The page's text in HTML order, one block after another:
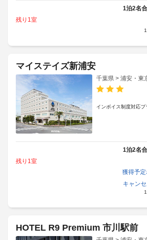
1泊2名
残り1室
マイステイズ新浦安
千葉県 > 浦安・東
インボイス制度対応プ
1泊2名
残り1室
獲得予
キャン
HOTEL R9 Premium 市川駅前